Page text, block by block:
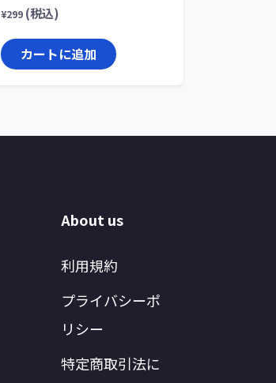
¥299 (税込)
カートに追加
About us
利用規約
プライバシーポ
リシー
特定商取引法に